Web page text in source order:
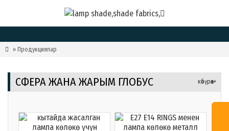
 » Продукциялар
СФЕРА ЖАНА ЖАРЫМ ГЛОБУС көбүрөөк+